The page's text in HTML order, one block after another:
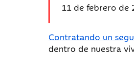
Fecha
11 de febrero de
Contratando un
dentro de nuestra